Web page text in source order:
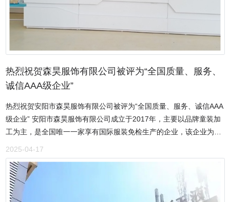
约为一年半时间，整个项目三年完成建设。 河南运德无私捐赠，众志
成城抗击疫情 连日来，新型冠状病毒感染的肺炎疫情引发安阳各社会
组织、企业及个人的关注，纷纷捐款捐物奉献爱心，共同抗击疫情，
自疫情发生以来，安阳干群上下同心，担当尽责，构筑起抵御疫情的
严密防线，全力开展疫情防控工作。但由于物资不足，疫情防控受
阻，得知这一消息后，河南运德置业有限公司慷慨解囊以实际行动助
力疫情防控工作。2月4日，河南运德置业有限公司向北关区慈善总会
心企业、爱心人士，还是战斗在疫情防控一线的工作人员，勇作疫情
防控的“逆行者”，勠力同心，共克时艰，万众一心迎挑战，众志成城
战疫情，必将打赢这场疫情防控阻击战。（安阳资讯）
热烈祝贺森昊服饰有限公司被评为“全国质量、服务、
诚信AAA级企业”
热烈祝贺安阳市森昊服饰有限公司被评为“全国质量、服务、诚信AAA
级企业” 安阳市森昊服饰有限公司成立于2017年，主要以品牌童装加
工为主，是全国唯一一家享有国际服装免检生产的企业，该企业为国
远销中外诸多国家。公司自成立以来，始终将客户的利益放在第一
位，将家国责任担在肩上。回报社会，助力经济发展，一直没有停
止。在行业内外，不管是品质还是品格，都受到极大的好评。 常保智
说，森昊服饰公司之所以能拥有今天的成绩，是因为做到了真正地站
2025-04-17